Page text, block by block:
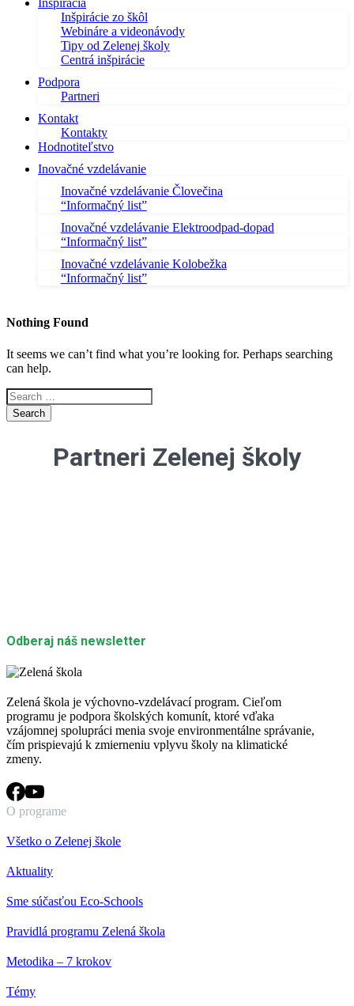
Inšpirácia
Inšpirácie zo škôl
Webináre a videonávody
Tipy od Zelenej školy
Centrá inšpirácie
Podpora
Partneri
Kontakt
Kontakty
Hodnotiteľstvo
Inovačné vzdelávanie
Inovačné vzdelávanie Človečina
“Informačný list”
Inovačné vzdelávanie Elektroodpad-dopad
“Informačný list”
Inovačné vzdelávanie Kolobežka
“Informačný list”
Nothing Found
It seems we can’t find what you’re looking for. Perhaps searching
can help.
Search
for:
Partneri Zelenej školy
Odberaj náš newsletter
Zelená škola je výchovno-vzdelávací program. Cieľom
programu je podpora školských komunít, ktoré vďaka
vzájomnej spolupráci menia svoje environmentálne správanie,
čím prispievajú k zmierneniu vplyvu školy na klimatické
zmeny.
O programe
Všetko o Zelenej škole
Aktuality
Sme súčasťou Eco-Schools
Pravidlá programu Zelená škola
Metodika – 7 krokov
Témy